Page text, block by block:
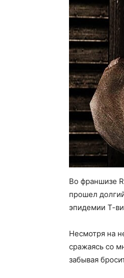
Во франшизе
прошел
эпидемии Т-
Несмотря на
сражаясь со
забывая